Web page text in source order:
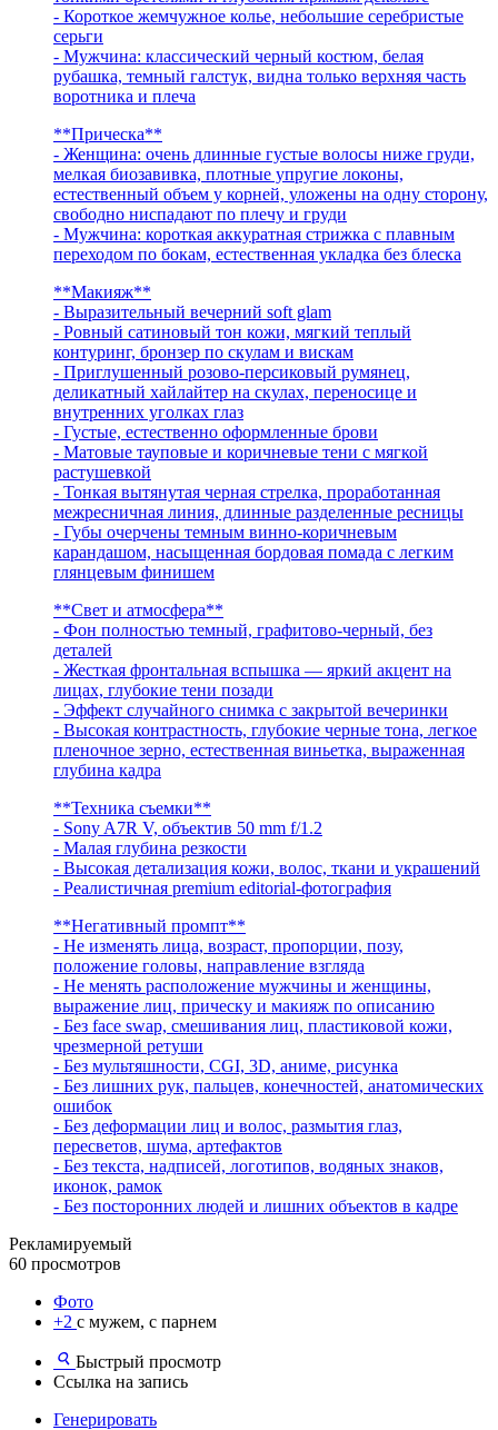
- Короткое жемчужное колье, небольшие серебристые
серьги
- Мужчина: классический черный костюм, белая
рубашка, темный галстук, видна только верхняя часть
воротника и плеча
**Прическа**
- Женщина: очень длинные густые волосы ниже груди,
мелкая биозавивка, плотные упругие локоны,
естественный объем у корней, уложены на одну сторону,
свободно ниспадают по плечу и груди
- Мужчина: короткая аккуратная стрижка с плавным
переходом по бокам, естественная укладка без блеска
**Макияж**
- Выразительный вечерний soft glam
- Ровный сатиновый тон кожи, мягкий теплый
контуринг, бронзер по скулам и вискам
- Приглушенный розово-персиковый румянец,
деликатный хайлайтер на скулах, переносице и
внутренних уголках глаз
- Густые, естественно оформленные брови
- Матовые тауповые и коричневые тени с мягкой
растушевкой
- Тонкая вытянутая черная стрелка, проработанная
межресничная линия, длинные разделенные ресницы
- Губы очерчены темным винно-коричневым
карандашом, насыщенная бордовая помада с легким
глянцевым финишем
**Свет и атмосфера**
- Фон полностью темный, графитово-черный, без
деталей
- Жесткая фронтальная вспышка — яркий акцент на
лицах, глубокие тени позади
- Эффект случайного снимка с закрытой вечеринки
- Высокая контрастность, глубокие черные тона, легкое
пленочное зерно, естественная виньетка, выраженная
глубина кадра
**Техника съемки**
- Sony A7R V, объектив 50 mm f/1.2
- Малая глубина резкости
- Высокая детализация кожи, волос, ткани и украшений
- Реалистичная premium editorial-фотография
**Негативный промпт**
- Не изменять лица, возраст, пропорции, позу,
положение головы, направление взгляда
- Не менять расположение мужчины и женщины,
выражение лиц, прическу и макияж по описанию
- Без face swap, смешивания лиц, пластиковой кожи,
чрезмерной ретуши
- Без мультяшности, CGI, 3D, аниме, рисунка
- Без лишних рук, пальцев, конечностей, анатомических
ошибок
- Без деформации лиц и волос, размытия глаз,
пересветов, шума, артефактов
- Без текста, надписей, логотипов, водяных знаков,
иконок, рамок
- Без посторонних людей и лишних объектов в кадре
Рекламируемый
60 просмотров
Фото
+2 с мужем, с парнем
Быстрый просмотр
Ссылка на запись
Генерировать